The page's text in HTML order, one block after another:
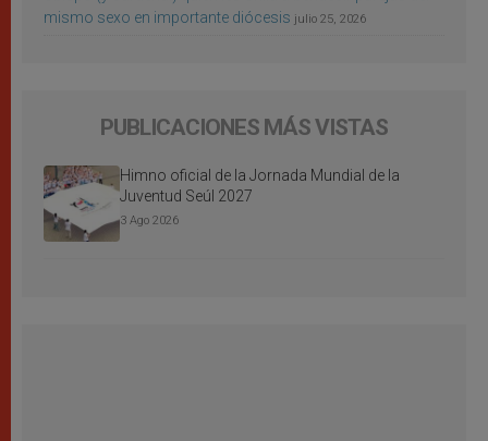
mismo sexo en importante diócesis julio 25, 2026
PUBLICACIONES MÁS VISTAS
Himno oficial de la Jornada Mundial de la
Juventud Seúl 2027
3 Ago 2026